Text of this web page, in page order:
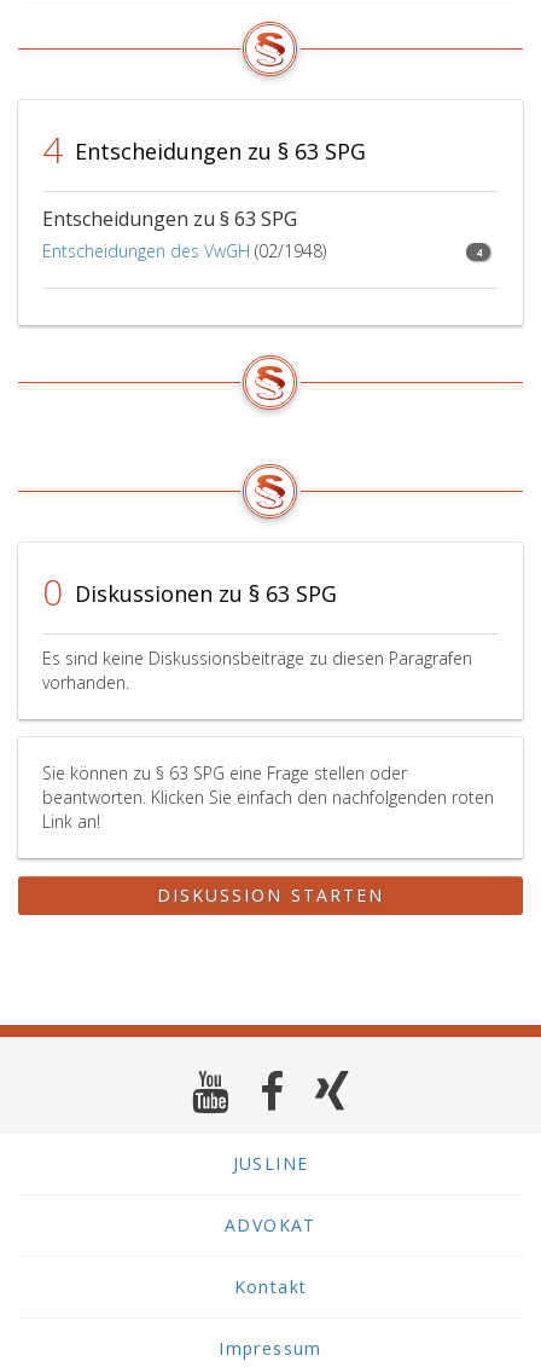
um
einen
4 Entscheidungen zu § 63 SPG
Entscheidungen zu § 63 SPG
Entscheidungen des VwGH (02/1948) 4
0 Diskussionen zu § 63 SPG
Es sind keine Diskussionsbeiträge zu diesen Paragrafen
vorhanden.
Sie können zu § 63 SPG eine Frage stellen oder
beantworten. Klicken Sie einfach den nachfolgenden roten
Link an!
DISKUSSION STARTEN
JUSLINE
ADVOKAT
Kontakt
Impressum